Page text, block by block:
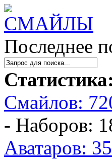
Последнее
Статистика:
Смайлов:
- Наборов:
Аватаров: